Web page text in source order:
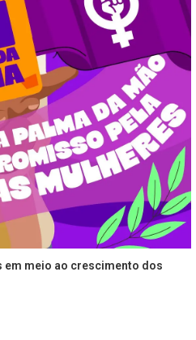
em meio ao crescimento dos